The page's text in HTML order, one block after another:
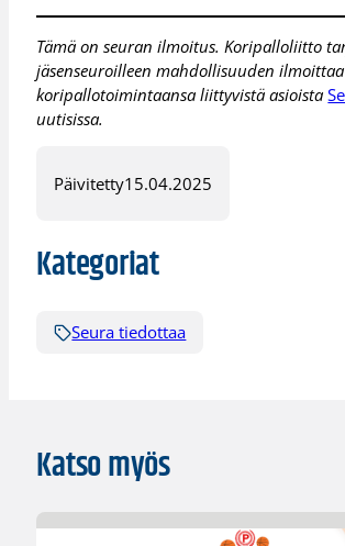
Tämä on seuran ilmoitus. Koripalloliitto
jäsenseuroilleen mahdollisuuden ilmoittaa
koripallotoimintaansa liittyvistä asioista
uutisissa.
Päivitetty15.04.2025
Kategoriat
Seura tiedottaa
Katso myös